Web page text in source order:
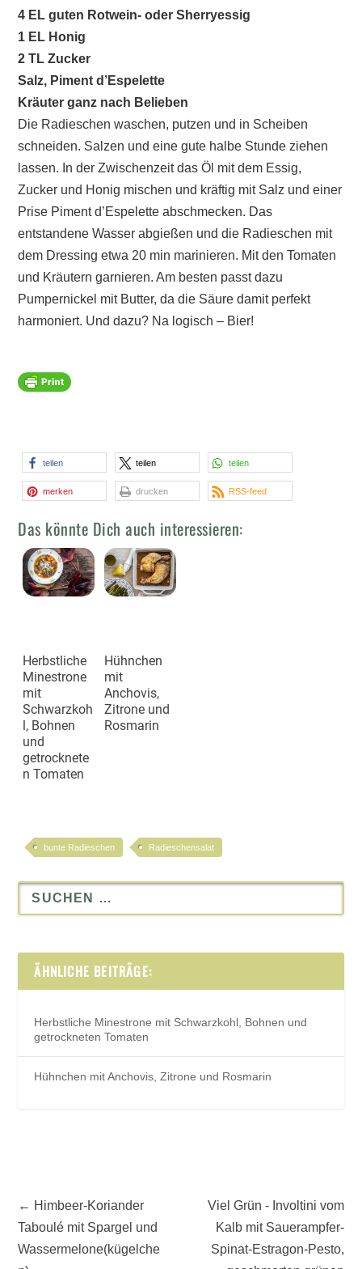
4 EL guten Rotwein- oder Sherryessig
1 EL Honig
2 TL Zucker
Salz, Piment d’Espelette
Kräuter ganz nach Belieben
Die Radieschen waschen, putzen und in Scheiben
schneiden. Salzen und eine gute halbe Stunde ziehen
lassen. In der Zwischenzeit das Öl mit dem Essig,
Zucker und Honig mischen und kräftig mit Salz und einer
Prise Piment d’Espelette abschmecken. Das
entstandene Wasser abgießen und die Radieschen mit
dem Dressing etwa 20 min marinieren. Mit den Tomaten
und Kräutern garnieren. Am besten passt dazu
Pumpernickel mit Butter, da die Säure damit perfekt
harmoniert. Und dazu? Na logisch – Bier!
teilen teilen teilen
merken drucken RSS-feed
Das könnte Dich auch interessieren:
Herbstliche
Minestrone
mit
Schwarzkoh
l, Bohnen
und
getrocknete
n Tomaten
Hühnchen
mit
Anchovis,
Zitrone und
Rosmarin
bunte Radieschen Radieschensalat
ÄHNLICHE BEITRÄGE:
Herbstliche Minestrone mit Schwarzkohl, Bohnen und
getrockneten Tomaten
Hühnchen mit Anchovis, Zitrone und Rosmarin
← Himbeer-Koriander
Taboulé mit Spargel und
Wassermelone(kügelche
Viel Grün - Involtini vom
Kalb mit Sauerampfer-
Spinat-Estragon-Pesto,